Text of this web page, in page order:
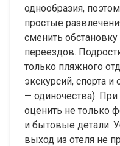
однообразия,
простые
сменить
переездов.
только пляжного
экскурсий, спорта и
— одиночества).
оценить не только
и бытовые детали.
выход из отеля не